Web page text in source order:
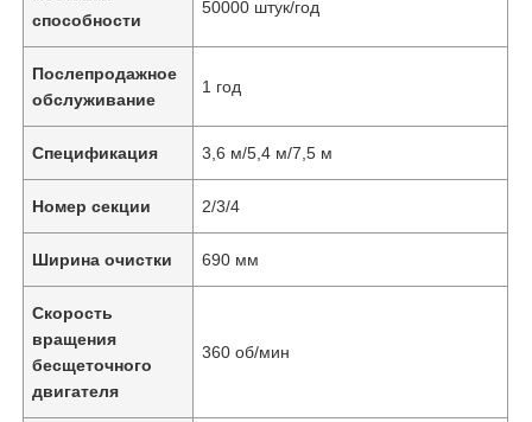
способности
50000 штук/год
Послепродажное
обслуживание
1 год
Спецификация 3,6 м/5,4 м/7,5 м
Номер секции 2/3/4
Ширина очистки 690 мм
Скорость
вращения
бесщеточного
двигателя
360 об/мин